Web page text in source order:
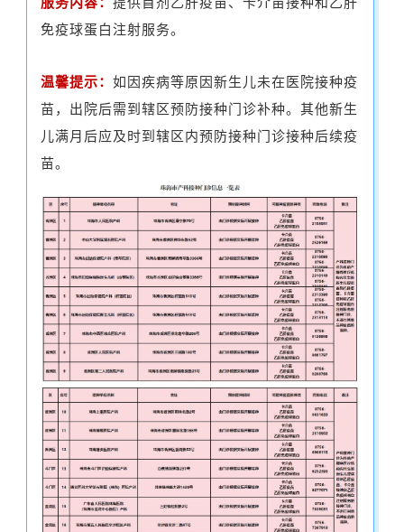
免疫球蛋白注射服务。
温馨提示： 如因疾病等原因新生儿未在医院接种疫
苗，出院后需到辖区预防接种门诊补种。其他新生
儿满月后应及时到辖区内预防接种门诊接种后续疫
苗。